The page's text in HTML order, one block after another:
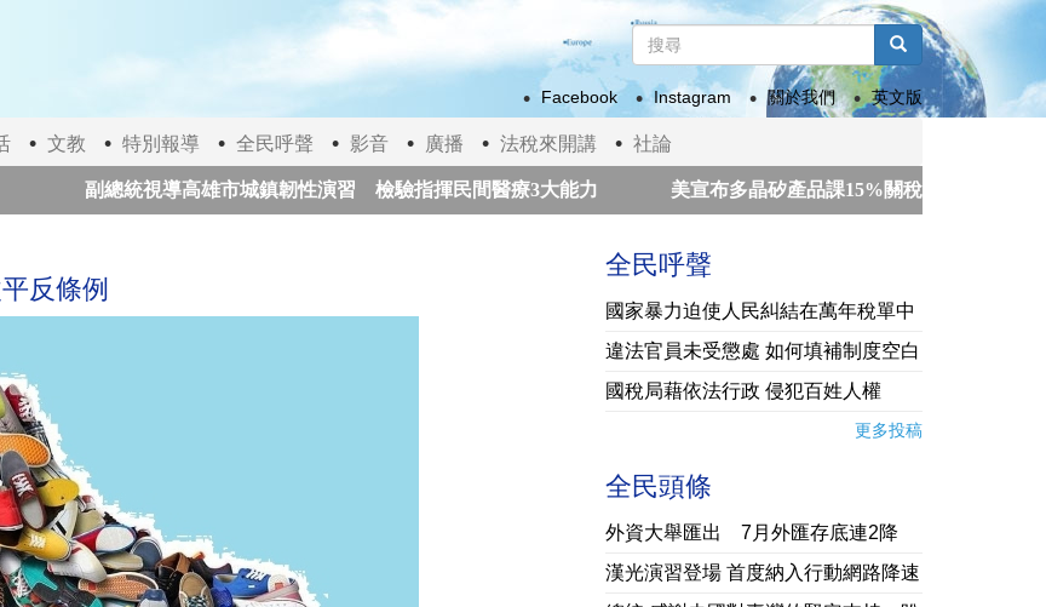
搜
尋
表
單
搜尋
Facebook
Instagram 關於我們 英文版
文教 特別報導 全民呼聲 影音 廣播 法稅來開講 社論
副總統視導高雄市城鎮韌性演習 檢驗指揮民間醫療3大能力 美宣布多晶矽產品課15%關稅 政院：我國多適用
反條例
全民呼聲
國家暴力迫使人民糾結在萬年稅單中
違法官員未受懲處 如何填補制度空白
國稅局藉依法行政 侵犯百姓人權
更多投稿
全民頭條
外資大舉匯出 7月外匯存底連2降
漢光演習登場 首度納入行動網路降速